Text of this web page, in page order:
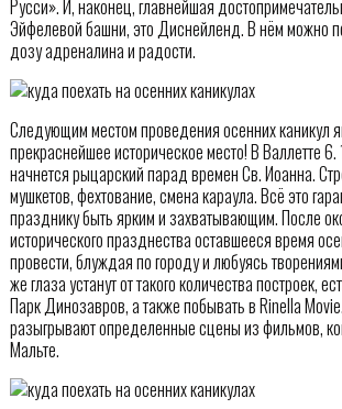
Русси». И, наконец, главнейшая
Эйфелевой башни, это Диснейленд. В нём можно
дозу адреналина и радости.
Следующим местом проведения осенних каникул
прекраснейшее историческое место! В Валлетте 6.
начнется рыцарский парад времен Св. Иоанна.
мушкетов, фехтование, смена караула. Всё это
празднику быть ярким и захватывающим. После
исторического празднества оставшееся время
провести, блуждая по городу и любуясь
же глаза устанут от такого количества построек,
Парк Динозавров, а также побывать в Rinella
разыгрывают определенные сцены из фильмов,
Мальте.